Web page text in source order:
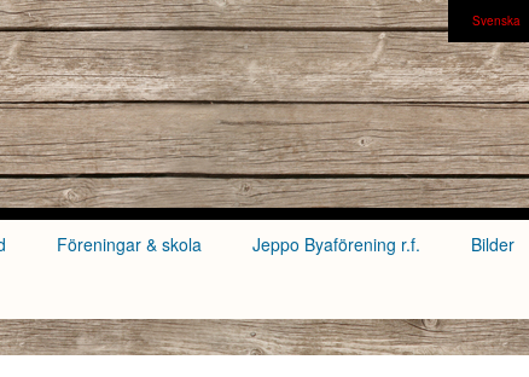
Svenska
Föreningar & skola Jeppo Byaförening r.f. Bilder